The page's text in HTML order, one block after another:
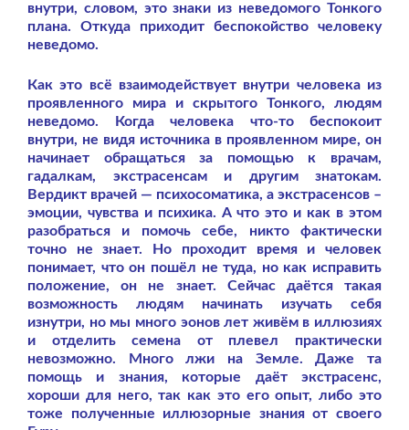
внутри, словом, это знаки из неведомого Тонкого
плана. Откуда приходит беспокойство человеку
неведомо.
Как это всё взаимодействует внутри человека из
проявленного мира и скрытого Тонкого, людям
неведомо. Когда человека что-то беспокоит
внутри, не видя источника в проявленном мире, он
начинает обращаться за помощью к врачам,
гадалкам, экстрасенсам и другим знатокам.
Вердикт врачей — психосоматика, а экстрасенсов –
эмоции, чувства и психика. А что это и как в этом
разобраться и помочь себе, никто фактически
точно не знает. Но проходит время и человек
понимает, что он пошёл не туда, но как исправить
положение, он не знает. Сейчас даётся такая
возможность людям начинать изучать себя
изнутри, но мы много эонов лет живём в иллюзиях
и отделить семена от плевел практически
невозможно. Много лжи на Земле. Даже та
помощь и знания, которые даёт экстрасенс,
хороши для него, так как это его опыт, либо это
тоже полученные иллюзорные знания от своего